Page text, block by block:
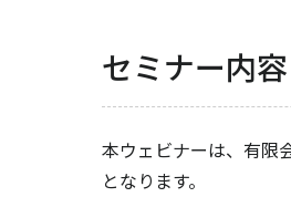
セミナー内容
本ウェビナーは、有限
となります。